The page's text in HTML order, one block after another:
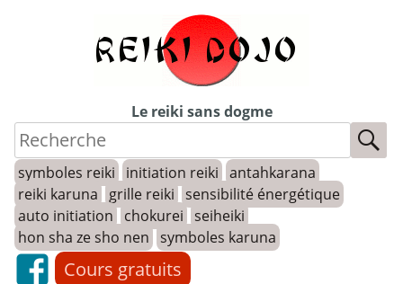
Le reiki sans dogme
symboles reiki initiation reiki antahkarana
reiki karuna
grille reiki sensibilité énergétique
auto initiation
chokurei seiheiki
hon sha ze sho nen symboles karuna
Cours gratuits